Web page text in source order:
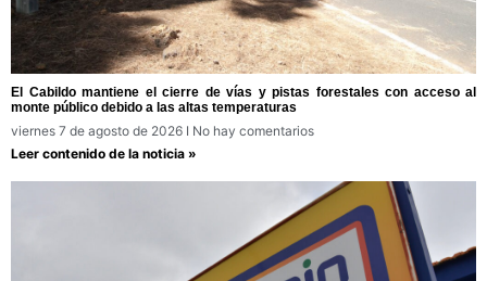
El Cabildo mantiene el cierre de vías y pistas forestales con acceso al
monte público debido a las altas temperaturas
viernes 7 de agosto de 2026
No hay comentarios
Leer contenido de la noticia »